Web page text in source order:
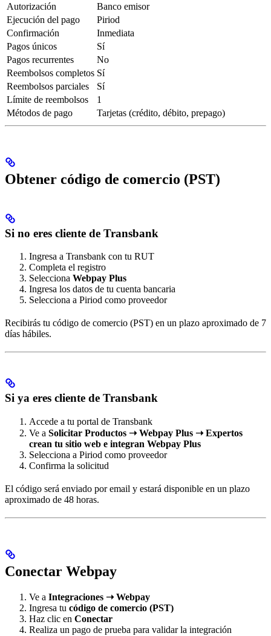
Autorización
Banco emisor
Ejecución del pago
Piriod
Confirmación
Inmediata
Pagos únicos
Sí
Pagos recurrentes
No
Reembolsos completos Sí
Reembolsos parciales
Sí
Límite de reembolsos
1
Métodos de pago
Tarjetas (crédito, débito, prepago)
Obtener código de comercio (PST)
Si no eres cliente de Transbank
Ingresa a Transbank con tu RUT
Completa el registro
Selecciona Webpay Plus
Ingresa los datos de tu cuenta bancaria
Selecciona a Piriod como proveedor
Recibirás tu código de comercio (PST) en un plazo aproximado de 7
días hábiles.
Si ya eres cliente de Transbank
Accede a tu portal de Transbank
Ve a Solicitar Productos ➝ Webpay Plus ➝ Expertos
crean tu sitio web e integran Webpay Plus
Selecciona a Piriod como proveedor
Confirma la solicitud
El código será enviado por email y estará disponible en un plazo
aproximado de 48 horas.
Conectar Webpay
Ve a Integraciones ➝ Webpay
Ingresa tu código de comercio (PST)
Haz clic en Conectar
Realiza un pago de prueba para validar la integración